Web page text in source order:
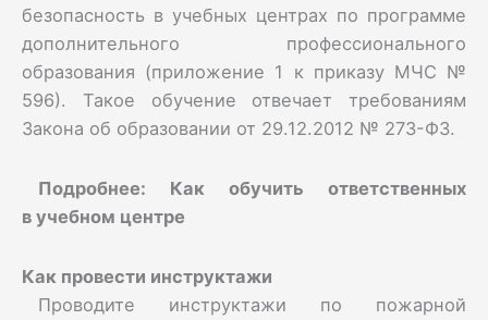
безопасность в учебных центрах по программе
дополнительного профессионального
образования (приложение 1 к приказу МЧС №
596). Такое обучение отвечает требованиям
Закона об образовании от 29.12.2012 № 273-ФЗ.
Подробнее: Как обучить ответственных
в учебном центре
Как провести инструктажи
Проводите инструктажи по пожарной